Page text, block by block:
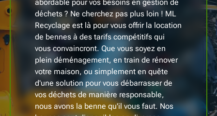
abordable pour vos besoins en gestion de
déchets ? Ne cherchez pas plus loin ! ML
Recyclage est là pour vous offrir la location
de bennes à des tarifs compétitifs qui
vous convaincront. Que vous soyez en
plein déménagement, en train de rénover
votre maison, ou simplement en quête
d'une solution pour vous débarrasser de
vos déchets de manière responsable,
nous avons la benne qu'il vous faut. Nos